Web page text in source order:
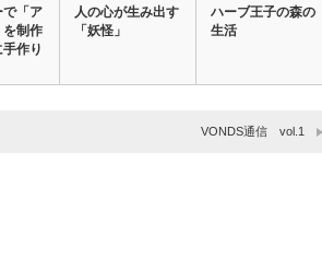
で「ア
を制作
作り
人の心が生み出す
「妖怪」
ハーブ王子の森の
生活
VONDS通信 vol.1